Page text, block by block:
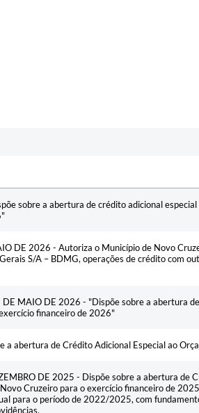
sobre a abertura de crédito adicional
DE 2026 - Autoriza o Município de Novo
S/A – BDMG, operações de crédito com
MAIO DE 2026 - "Dispõe sobre a abertura
financeiro de 2026"
a abertura de Crédito Adicional Especial ao
DE 2025 - Dispõe sobre a abertura de
Cruzeiro para o exercício financeiro de
para o período de 2022/2025, com